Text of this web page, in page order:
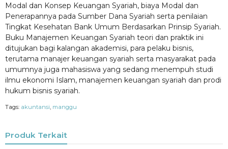
Modal dan Konsep Keuangan Syariah, biaya Modal dan
Penerapannya pada Sumber Dana Syariah serta penilaian
Tingkat Kesehatan Bank Umum Berdasarkan Prinsip Syariah.
Buku Manajemen Keuangan Syariah teori dan praktik ini
ditujukan bagi kalangan akademisi, para pelaku bisnis,
terutama manajer keuangan syariah serta masyarakat pada
umumnya juga mahasiswa yang sedang menempuh studi
ilmu ekonomi Islam, manajemen keuangan syariah dan prodi
hukum bisnis syariah.
Tags: akuntansi manggu
Produk Terkait